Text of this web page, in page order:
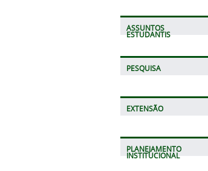
ASSUNTOS
ESTUDANTIS
PESQUISA
EXTENSÃO
PLANEJAMENTO
INSTITUCIONAL